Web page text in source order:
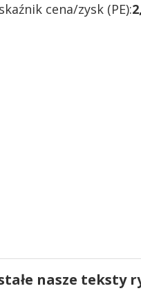
cena/zysk (PE):
nasze teksty